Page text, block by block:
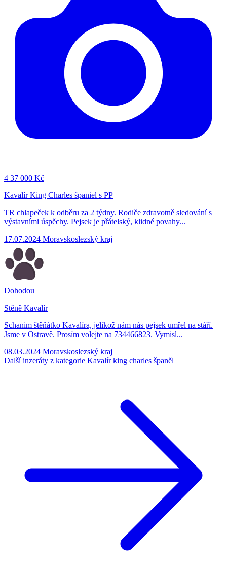
4 37 000 Kč
Kavalír King Charles španiel s PP
TR chlapeček k odběru za 2 týdny. Rodiče zdravotně sledování s
výstavními úspěchy. Pejsek je přátelský, klidné povahy...
17.07.2024 Moravskoslezský kraj
Dohodou
Stěně Kavalír
Schanim štěňátko Kavalíra, jelikož nám nás pejsek umřel na stáří.
Jsme v Ostravě. Prosím volejte na 734466823. Vymisl...
08.03.2024 Moravskoslezský kraj
Další inzeráty z kategorie Kavalír king charles španěl